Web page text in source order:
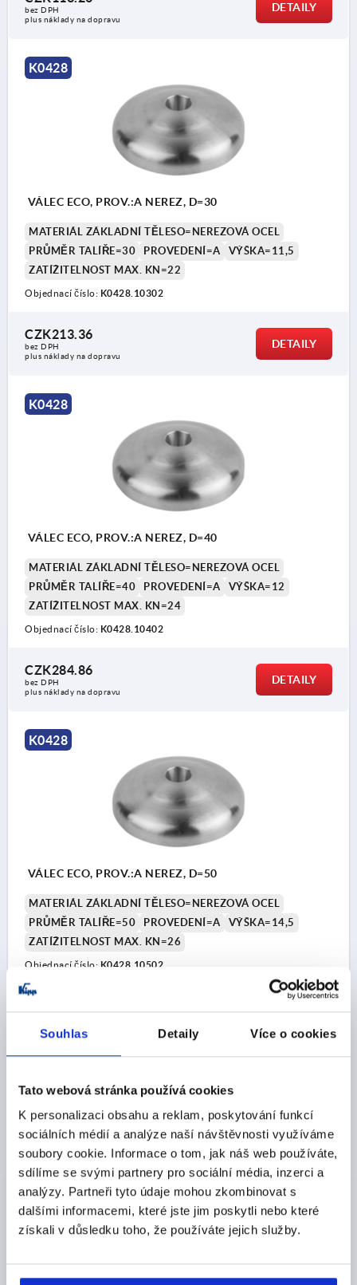
Souhlas Detaily Více o cookies
Tato webová stránka používá cookies
K personalizaci obsahu a reklam, poskytování funkcí
sociálních médií a analýze naší návštěvnosti využíváme
soubory cookie. Informace o tom, jak náš web používáte,
sdílíme se svými partnery pro sociální média, inzerci a
analýzy. Partneři tyto údaje mohou zkombinovat s
dalšími informacemi, které jste jim poskytli nebo které
získali v důsledku toho, že používáte jejich služby.
bez DPH
plus náklady na dopravu
DETAILY
K0428
VÁLEC ECO, PROV.:A NEREZ, D=30
MATERIÁL ZÁKLADNÍ TĚLESO=NEREZOVÁ OCEL
PRŮMĚR TALÍŘE=30
PROVEDENÍ=A
VÝŠKA=11,5
ZATÍŽITELNOST MAX. KN=22
Objednací číslo: K0428.10302
CZK213.36
bez DPH
plus náklady na dopravu
DETAILY
K0428
VÁLEC ECO, PROV.:A NEREZ, D=40
MATERIÁL ZÁKLADNÍ TĚLESO=NEREZOVÁ OCEL
PRŮMĚR TALÍŘE=40
PROVEDENÍ=A
VÝŠKA=12
ZATÍŽITELNOST MAX. KN=24
Objednací číslo: K0428.10402
CZK284.86
bez DPH
plus náklady na dopravu
DETAILY
K0428
VÁLEC ECO, PROV.:A NEREZ, D=50
MATERIÁL ZÁKLADNÍ TĚLESO=NEREZOVÁ OCEL
PRŮMĚR TALÍŘE=50
PROVEDENÍ=A
VÝŠKA=14,5
ZATÍŽITELNOST MAX. KN=26
Objednací číslo: K0428.10502
plus náklady na dopravu
DETAILY
VÁLEC ECO, PROV.:A TERMOPLAST, D=30
MATERIÁL ZÁKLADNÍ TĚLESO=TERMOPLAST
ZATÍŽITELNOST MAX. KN=15